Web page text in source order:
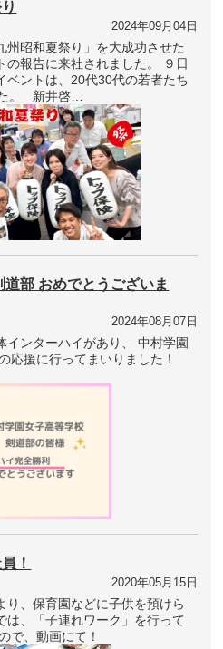
2024年09月04日
州昭和夏祭り」を大成功させた
の報告に来社されました。 ９日
ベントは、20代30代の若者たち
。 新井啓…
部 おめでとうございま
2024年08月07日
インターハイがあり、 中村学園
応援に行ってまいりました！
！
2020年05月15日
り、保育園などに子供を預けら
は、「子連れワーク」を行って
で、動画にて！